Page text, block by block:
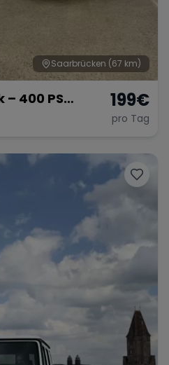
Saarbrücken (67 km)
– 400 PS
199€
pro Tag